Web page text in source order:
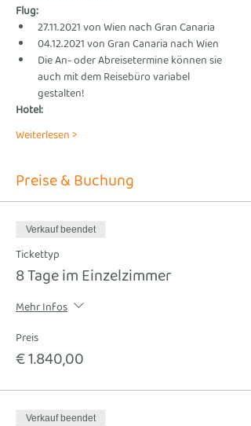
Flug:
27.11.2021 von Wien nach Gran Canaria
04.12.2021 von Gran Canaria nach Wien
Die An- oder Abreisetermine können sie
auch mit dem Reisebüro variabel
gestalten!
Hotel:
Weiterlesen >
Preise & Buchung
Verkauf beendet
Tickettyp
8 Tage im Einzelzimmer
Mehr Infos
Preis
€ 1.840,00
Verkauf beendet